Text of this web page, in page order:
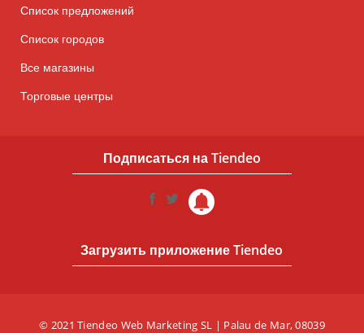
Список предложений
Список городов
Все магазины
Торговые центры
Подписаться на Tiendeo
Загрузить приложение Tiendeo
© 2021 Tiendeo Web Marketing SL | Palau de Mar, 08039